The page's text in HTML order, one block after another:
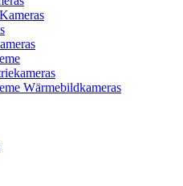
Wärmebildkameras